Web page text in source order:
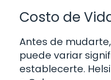
Costo de
Antes de
puede variar
establecerte.